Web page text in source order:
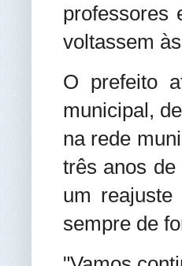
professores
voltassem
O prefeito
municipal,
na rede
três anos
um
sempre de